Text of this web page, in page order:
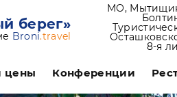
берег»
Broni.travel
МО,
8-я
цены Конференции